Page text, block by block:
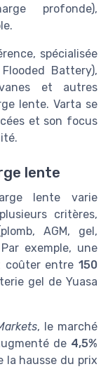
profonde),
spécialisée
Battery),
et autres
lente. Varta se
et son focus
lente
lente varie
critères,
AGM, gel,
exemple, une
coûter entre 150
gel de Yuasa
, le marché
de 4,5%
la hausse du prix